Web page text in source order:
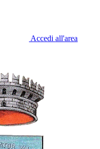
Accedi all'area